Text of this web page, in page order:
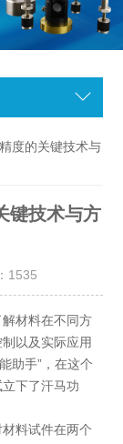
度的关键技术与
键技术与方
1535
材料在不同方
以及实际应用
助手”，在这个
下了汗马功
料试件在两个